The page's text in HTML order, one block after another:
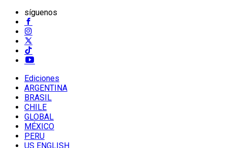
síguenos
Ediciones
ARGENTINA
BRASIL
CHILE
GLOBAL
MÉXICO
PERU
US ENGLISH